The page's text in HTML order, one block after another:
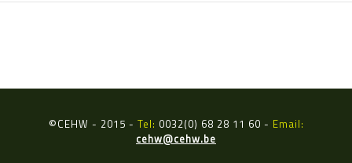
©CEHW - 2015 - Tel: 0032(0) 68 28 11 60 - Email:
cehw@cehw.be